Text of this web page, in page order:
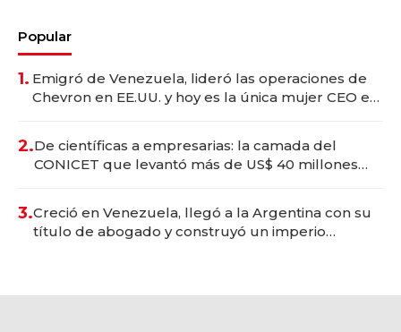
Popular
1. Emigró de Venezuela, lideró las operaciones de
Chevron en EE.UU. y hoy es la única mujer CEO en
2.De científicas a empresarias: la camada del
CONICET que levantó más de US$ 40 millones
3.Creció en Venezuela, llegó a la Argentina con su
título de abogado y construyó un imperio